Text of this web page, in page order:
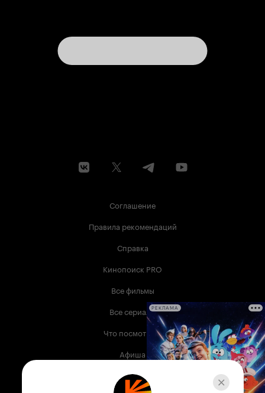
Соглашение
Правила рекомендаций
Справка
Кинопоиск PRO
Все фильмы
Все сериалы
Что посмотреть
Афиша
Музыка
РЕКЛАМА